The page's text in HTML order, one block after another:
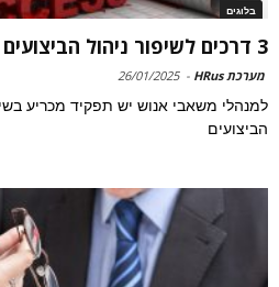
בלוגים
3 דרכים לשיפור ניהול הביצועים
מערכת HRus -
26/01/2025
למנהלי משאבי אנוש יש תפקיד מכריע
הביצועים